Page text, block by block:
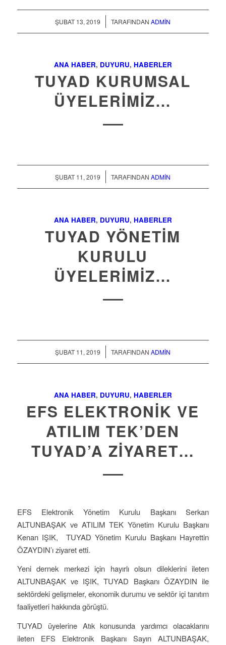
ŞUBAT 13, 2019
/ TARAFINDANADMIN
ANA HABER, DUYURU, HABERLER
TUYAD KURUMSAL
ÜYELERİMİZ…
ŞUBAT 11, 2019
/ TARAFINDANADMIN
ANA HABER, DUYURU, HABERLER
TUYAD YÖNETİM
KURULU
ÜYELERİMİZ…
ŞUBAT 11, 2019
/ TARAFINDANADMIN
ANA HABER, DUYURU, HABERLER
EFS ELEKTRONIK VE
ATILIM TEK’DEN
TUYAD’A ZIYARET…
EFS Elektronik Yönetim Kurulu Başkanı Serkan
ALTUNBAŞAK ve ATILIM TEK Yönetim Kurulu Başkanı
Kenan IŞIK, TUYAD Yönetim Kurulu Başkanı Hayrettin
ÖZAYDIN’ı ziyaret etti.
Yeni dernek merkezi için hayırlı olsun dileklerini ileten
ALTUNBAŞAK ve IŞIK, TUYAD Başkanı ÖZAYDIN ile
sektördeki gelişmeler, ekonomik durumu ve sektör içi tanıtım
faaliyetleri hakkında görüştü.
TUYAD üyelerine Atık konusunda yardımcı olacaklarını
ileten EFS Elektronik Başkanı Sayın ALTUNBAŞAK,